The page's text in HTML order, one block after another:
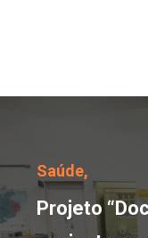
Projeto
Saúde,
Projeto